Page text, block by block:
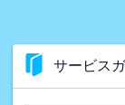
サービス